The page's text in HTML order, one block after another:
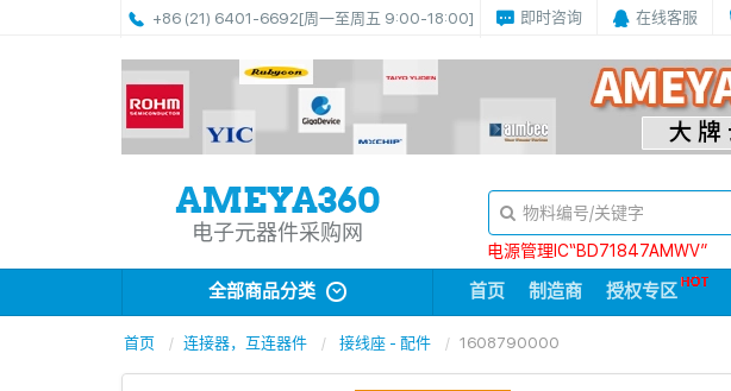
+86 (21) 6401-6692[周一至周五 9:00-18:00] 即时咨询 在线客服
电子元器件采购网
电源管理IC“BD71847AMWV”
全部商品分类 首页 制造商 授权专区
首页 连接器，互连器件 接线座 - 配件 1608790000